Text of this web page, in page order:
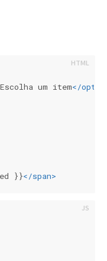
Escolha um item</
}}</span>